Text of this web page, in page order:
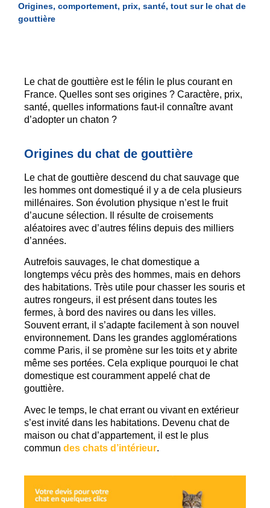
Origines, comportement, prix, santé, tout sur le chat de
gouttière
Le chat de gouttière est le félin le plus courant en
France. Quelles sont ses origines ? Caractère, prix,
santé, quelles informations faut-il connaître avant
d’adopter un chaton ?
Origines du chat de gouttière
Le chat de gouttière descend du chat sauvage que
les hommes ont domestiqué il y a de cela plusieurs
millénaires. Son évolution physique n’est le fruit
d’aucune sélection. Il résulte de croisements
aléatoires avec d’autres félins depuis des milliers
d’années.
Autrefois sauvages, le chat domestique a
longtemps vécu près des hommes, mais en dehors
des habitations. Très utile pour chasser les souris et
autres rongeurs, il est présent dans toutes les
fermes, à bord des navires ou dans les villes.
Souvent errant, il s’adapte facilement à son nouvel
environnement. Dans les grandes agglomérations
comme Paris, il se promène sur les toits et y abrite
même ses portées. Cela explique pourquoi le chat
domestique est couramment appelé chat de
gouttière.
Avec le temps, le chat errant ou vivant en extérieur
s’est invité dans les habitations. Devenu chat de
maison ou chat d’appartement, il est le plus
commun des chats d’intérieur.